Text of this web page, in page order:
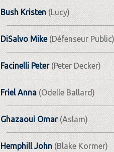
Bush Kristen (Lucy)
DiSalvo Mike(Défenseur Public)
Facinelli Peter(Peter Decker)
Friel Anna(Odelle Ballard)
Ghazaoui Omar(Aslam)
Hemphill John(Blake Kormer)